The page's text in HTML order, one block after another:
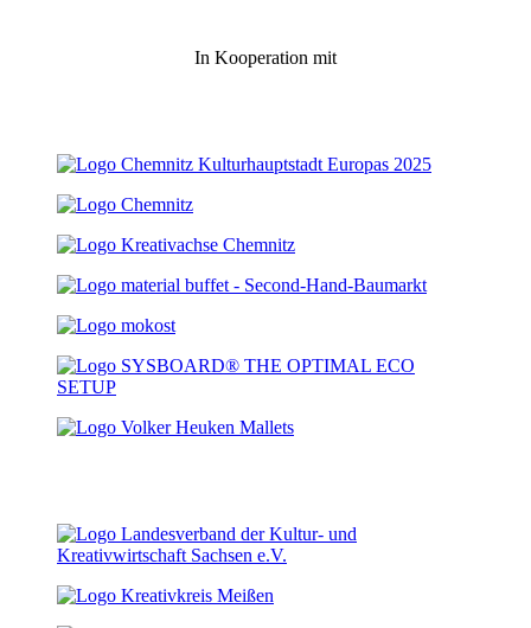
In Kooperation mit